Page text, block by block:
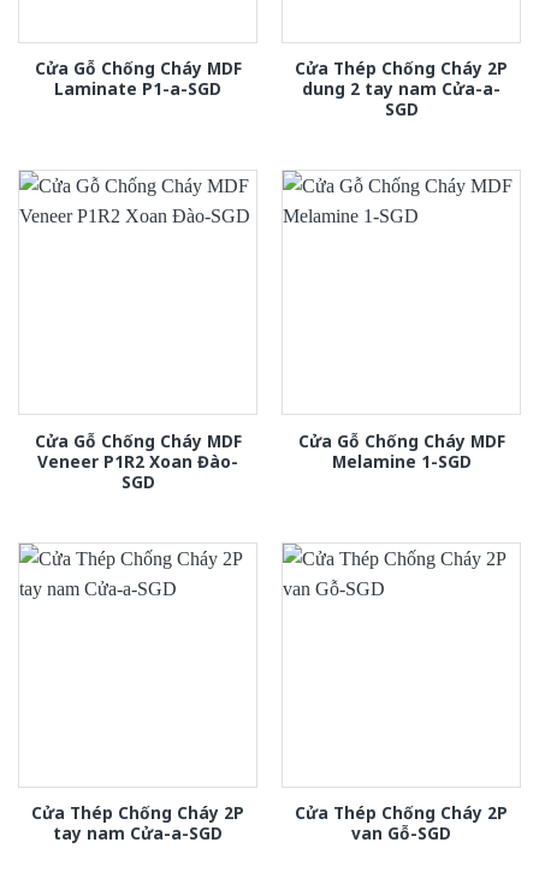
Cửa Gỗ Chống Cháy MDF
Laminate P1-a-SGD
Cửa Thép Chống Cháy 2P
dung 2 tay nam Cửa-a-
SGD
Cửa Gỗ Chống Cháy MDF
Veneer P1R2 Xoan Đào-
SGD
Cửa Gỗ Chống Cháy MDF
Melamine 1-SGD
Cửa Thép Chống Cháy 2P
tay nam Cửa-a-SGD
Cửa Thép Chống Cháy 2P
van Gỗ-SGD